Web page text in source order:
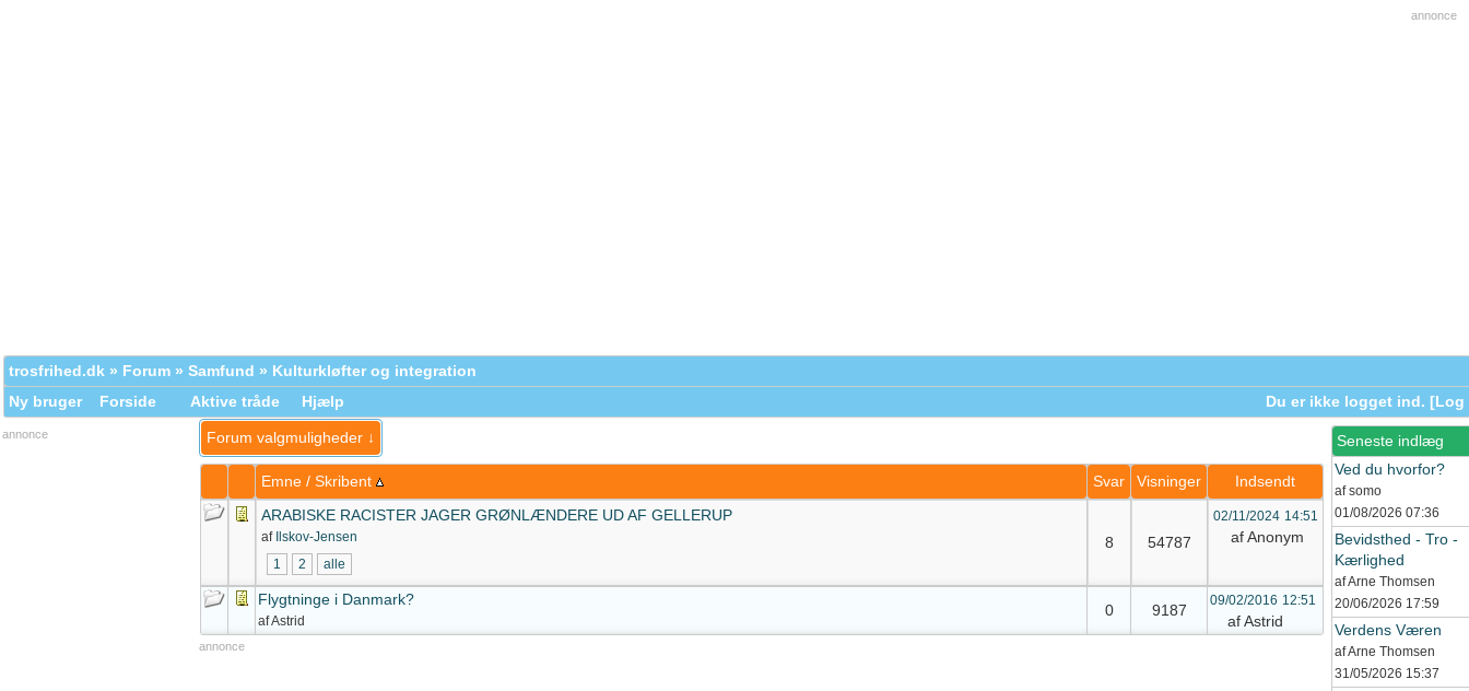
annonce
trosfrihed.dk » Forum » Samfund » Kulturkløfter og integration
Ny bruger
Forside Aktive tråde Hjælp Du er ikke logget ind. [Log
annonce Forum valgmuligheder ↓
Emne / Skribent Svar Visninger
Indsendt
ARABISKE RACISTER JAGER GRØNLÆNDERE UD AF GELLERUP
af Ilskov-Jensen
1
2 alle
8 54787
02/11/2024 14:51
af Anonym
Flygtninge i Danmark?
af Astrid
0 9187
09/02/2016 12:51
af Astrid
annonce
Seneste indlæg
Ved du hvorfor?
af somo
01/08/2026 07:36
Bevidsthed - Tro -
Kærlighed
af Arne Thomsen
20/06/2026 17:59
Verdens Væren
af Arne Thomsen
31/05/2026 15:37